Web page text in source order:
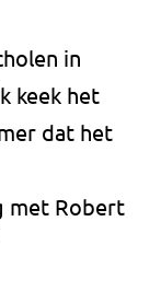
in
keek het
dat het
met Robert